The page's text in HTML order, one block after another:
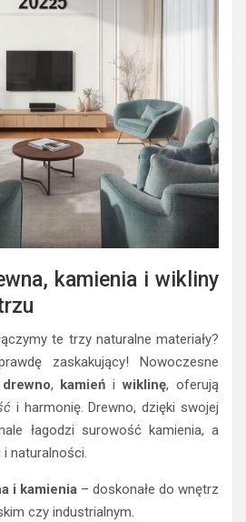
kamienia i wikliny
te trzy naturalne materiały?
zaskakujący! Nowoczesne
drewno, kamień iwiklinę, oferują
i harmonię. Drewno, dzięki swojej
łagodzi surowość kamienia, a
i naturalności.
i kamienia – doskonałe do wnętrz
czy industrialnym.